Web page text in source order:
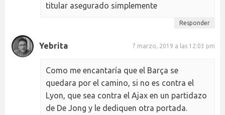
titular asegurado simplemente
Responder
Yebrita 7 marzo, 2019 a las 12:03 pm
Como me encantaría que el Barça se
quedara por el camino, si no es contra el
Lyon, que sea contra el Ajax en un partidazo
de De Jong y le dediquen otra portada.